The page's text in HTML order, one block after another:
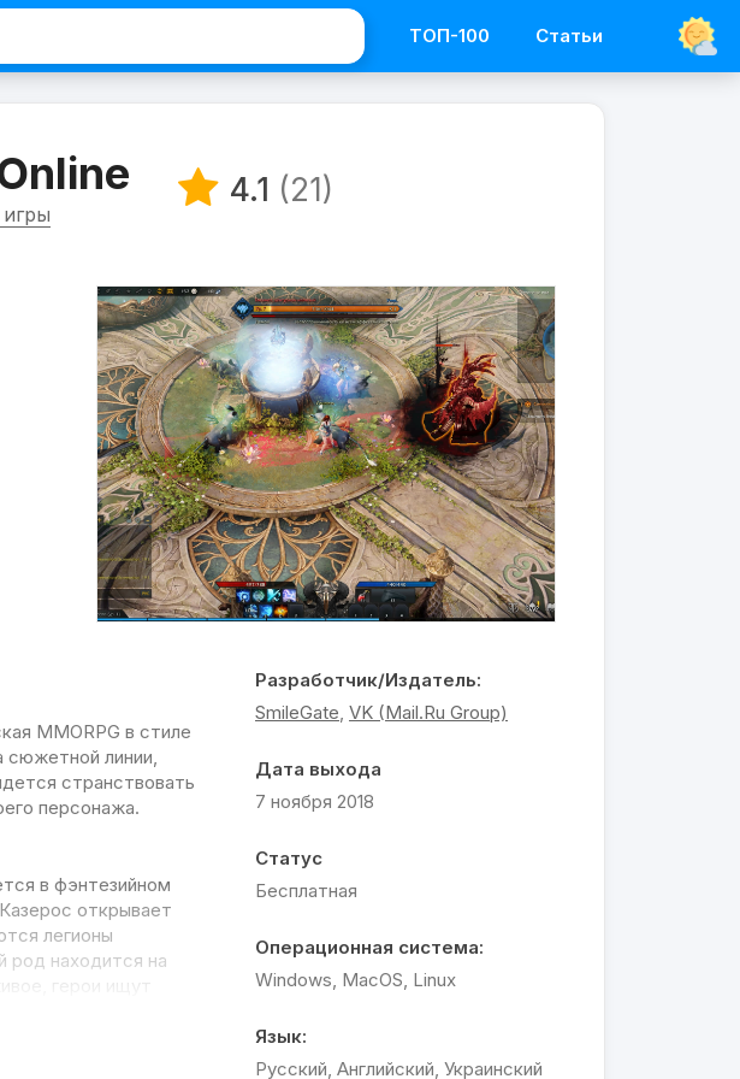
ТОП-100 Статьи
4.1 (21)
MMORPG в стиле
сюжетной линии,
странствовать
персонажа.
в фэнтезийном
открывает
легионы
род находится на
герои ищут
Разработчик/Издатель:
SmileGate, VK (Mail.Ru Group)
Дата выхода
7 ноября 2018
Статус
Бесплатная
Операционная система:
Windows, MacOS, Linux
Язык:
Русский, Английский, Украинский